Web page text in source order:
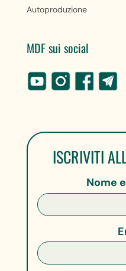
Autoproduzione
MDF sui social
ISCRIVITI
Nome